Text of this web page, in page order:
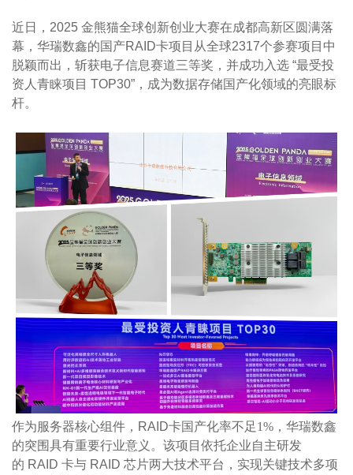
近日， 2025 金熊猫全球创新创业大赛在成都高新区圆满落
幕，华瑞数鑫的国 产RAID卡项目从全球2317个参赛项目中
脱颖而出，斩获电子信息赛道三等奖，并成功入选 “最受投
资人青睐项目 TOP30” ，成为数据存储国产化领域的亮眼标
杆。
作为服务器核心组件， RAI D卡国产化率不足1%，华瑞数鑫
的突围具有重要行业意义。该项目依托企业自主研发
的 RAID 卡与 RAID 芯片两大技术平台，实现关键技术多项